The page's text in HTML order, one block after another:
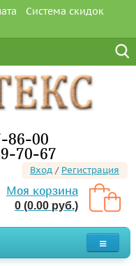
Система скидок
86-00
70-67
Вход / Регистрация
Моя корзина
0 (0.00 руб.)